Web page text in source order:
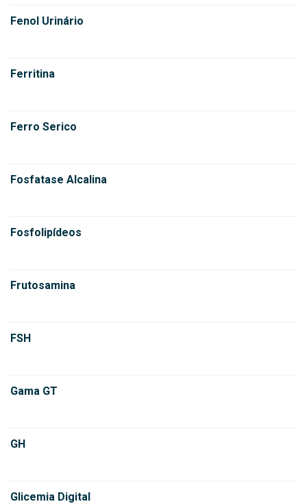
Fenol Urinário
Ferritina
Ferro Serico
Fosfatase Alcalina
Fosfolipídeos
Frutosamina
FSH
Gama GT
GH
Glicemia Digital